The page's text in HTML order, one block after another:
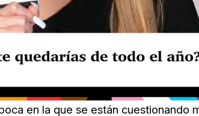
en la que se están cuestionando